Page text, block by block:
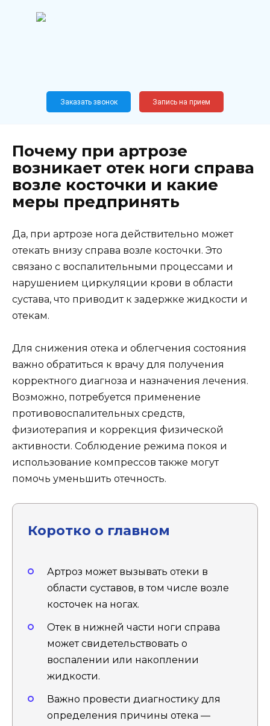
Новослободская, 62, к12
Заказать звонок Запись на прием
Почему при артрозе
возникает отек ноги справа
возле косточки и какие
меры предпринять
Да, при артрозе нога действительно может
отекать внизу справа возле косточки. Это
связано с воспалительными процессами и
нарушением циркуляции крови в области
сустава, что приводит к задержке жидкости и
отекам.
Для снижения отека и облегчения состояния
важно обратиться к врачу для получения
корректного диагноза и назначения лечения.
Возможно, потребуется применение
противовоспалительных средств,
физиотерапия и коррекция физической
активности. Соблюдение режима покоя и
использование компрессов также могут
помочь уменьшить отечность.
Коротко о главном
Артроз может вызывать отеки в
области суставов, в том числе возле
косточек на ногах.
Отек в нижней части ноги справа
может свидетельствовать о
воспалении или накоплении
жидкости.
Важно провести диагностику для
определения причины отека —